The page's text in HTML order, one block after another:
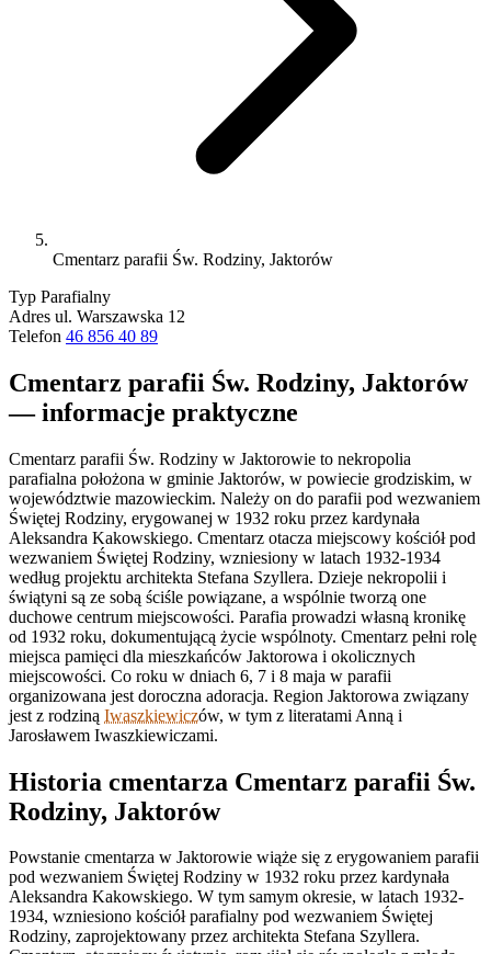
Cmentarz parafii Św. Rodziny, Jaktorów
Typ Parafialny
Adres ul. Warszawska 12
Telefon 46 856 40 89
Cmentarz parafii Św. Rodziny, Jaktorów
— informacje praktyczne
Cmentarz parafii Św. Rodziny w Jaktorowie to nekropolia
parafialna położona w gminie Jaktorów, w powiecie grodziskim, w
województwie mazowieckim. Należy on do parafii pod wezwaniem
Świętej Rodziny, erygowanej w 1932 roku przez kardynała
Aleksandra Kakowskiego. Cmentarz otacza miejscowy kościół pod
wezwaniem Świętej Rodziny, wzniesiony w latach 1932-1934
według projektu architekta Stefana Szyllera. Dzieje nekropolii i
świątyni są ze sobą ściśle powiązane, a wspólnie tworzą one
duchowe centrum miejscowości. Parafia prowadzi własną kronikę
od 1932 roku, dokumentującą życie wspólnoty. Cmentarz pełni rolę
miejsca pamięci dla mieszkańców Jaktorowa i okolicznych
miejscowości. Co roku w dniach 6, 7 i 8 maja w parafii
organizowana jest doroczna adoracja. Region Jaktorowa związany
jest z rodziną Iwaszkiewiczów, w tym z literatami Anną i
Jarosławem Iwaszkiewiczami.
Historia cmentarza Cmentarz parafii Św.
Rodziny, Jaktorów
Powstanie cmentarza w Jaktorowie wiąże się z erygowaniem parafii
pod wezwaniem Świętej Rodziny w 1932 roku przez kardynała
Aleksandra Kakowskiego. W tym samym okresie, w latach 1932-
1934, wzniesiono kościół parafialny pod wezwaniem Świętej
Rodziny, zaprojektowany przez architekta Stefana Szyllera.